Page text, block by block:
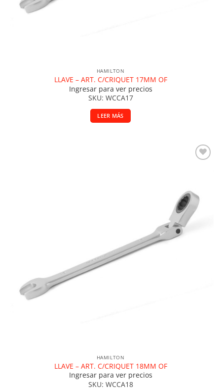
HAMILTON
LLAVE – ART. C/CRIQUET 17MM OF
Ingresar para ver precios
SKU: WCCA17
LEER MÁS
HAMILTON
LLAVE – ART. C/CRIQUET 18MM OF
Ingresar para ver precios
SKU: WCCA18